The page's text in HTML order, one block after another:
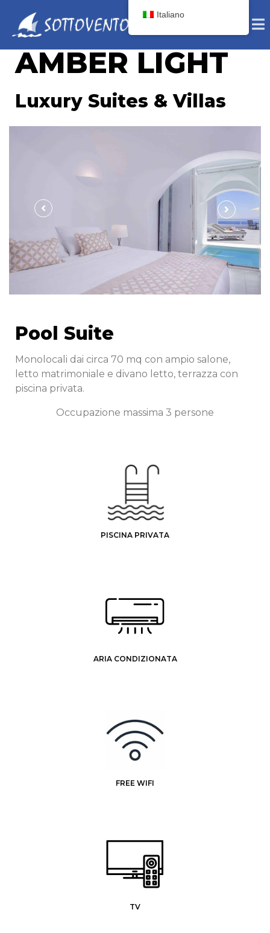
AMBER LIGHT
Luxury Suites​ & Villas
Pool Suite
Monolocali dai circa 70 mq con ampio salone,
letto matrimoniale e divano letto, terrazza con
piscina privata.
Occupazione massima 3 persone
PISCINA PRIVATA
ARIA CONDIZIONATA
FREE WIFI
TV
Italiano